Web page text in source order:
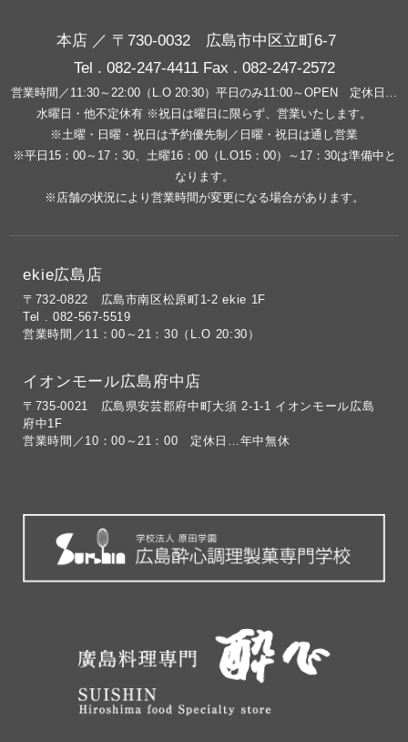
本店 ／ 〒730-0032 広島市中区立町6-7
Tel . 082-247-4411 Fax . 082-247-2572
営業時間／11:30～22:00（L.O 20:30）平日のみ11:00～OPEN 定休日…
水曜日・他不定休有 ※祝日は曜日に限らず、営業いたします。
※土曜・日曜・祝日は予約優先制／日曜・祝日は通し営業
※平日15：00～17：30、土曜16：00（L.O15：00）～17：30は準備中と
なります。
※店舗の状況により営業時間が変更になる場合があります。
ekie広島店
〒732-0822 広島市南区松原町1-2 ekie 1F
Tel . 082-567-5519
営業時間／11：00～21：30（L.O 20:30）
イオンモール広島府中店
〒735-0021 広島県安芸郡府中町大須 2-1-1 イオンモール広島
府中1F
営業時間／10：00～21：00 定休日…年中無休